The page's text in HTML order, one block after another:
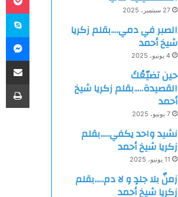
27 سبتمبر، 2025
الصبر في دمي….بقلم زكريا
شيخ أحمد
4 يونيو، 2025
حين تضيّعُكَ
القصيدة…..بقلم زكريا شيخ
أحمد
7 يونيو، 2025
نشيد واحد يكفي…..بقلم
زكريا شيخ أحمد
11 يونيو، 2025
زمنٌ بلا جلدٍ و لا دم…..بقلم
زكريا شيخ أحمد